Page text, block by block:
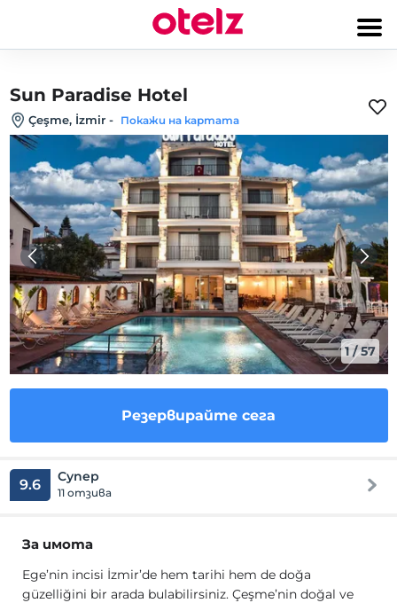
Sun Paradise Hotel
Çeşme, İzmir - Покажи на картата
1 /57
Резервирайте сега
9.6 Супер
11 отзива
За имота
Ege’nin incisi İzmir’de hem tarihi hem de doğa
güzelliğini bir arada bulabilirsiniz. Çeşme’nin doğal ve